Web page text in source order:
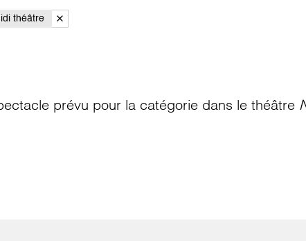
théâtre
prévu pour la catégorie dans le théâtre